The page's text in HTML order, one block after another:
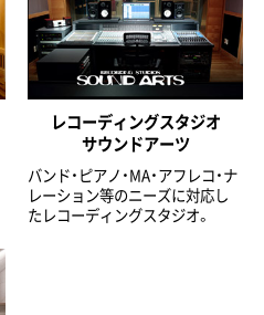
レコーディングスタジオ
サウンドアーツ
バンド・ピアノ・MA・アフレコ・ナ
レーション等のニーズに対応し
たレコーディングスタジオ。